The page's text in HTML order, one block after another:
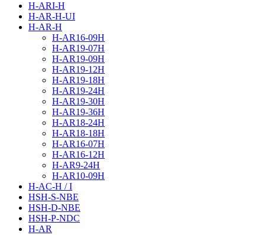
H-ARI-H
H-AR-H-UI
H-AR-H
H-AR16-09H
H-AR19-07H
H-AR19-09H
H-AR19-12H
H-AR19-18H
H-AR19-24H
H-AR19-30H
H-AR19-36H
H-AR18-24H
H-AR18-18H
H-AR16-07H
H-AR16-12H
H-AR9-24H
H-AR10-09H
H-AC-H / I
HSH-S-NBE
HSH-D-NBE
HSH-P-NDC
H-AR